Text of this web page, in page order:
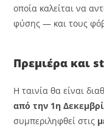
οποία καλείται να
φύσης — και τους
Πρεμιέρα και
Η ταινία θα είναι
από την 1η
συμπεριληφθεί στις